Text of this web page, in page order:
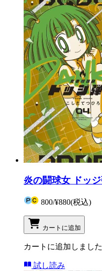
炎の闘球女 ドッ
800/¥880(税込)
カートに追加
カートに追加しました
試し読み